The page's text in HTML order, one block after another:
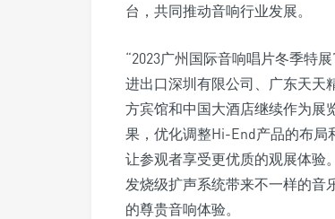
台，共同推动音响行业发展。
“2023广州国际音响唱片冬季特
进出口深圳有限公司、广东天
方宾馆和中国大酒店继续作为展
果，优化调整Hi-End产品的布局
让参观者享受更优质的观展体验
发烧级扩声系统带来不一样的音
的尊贵音响体验。